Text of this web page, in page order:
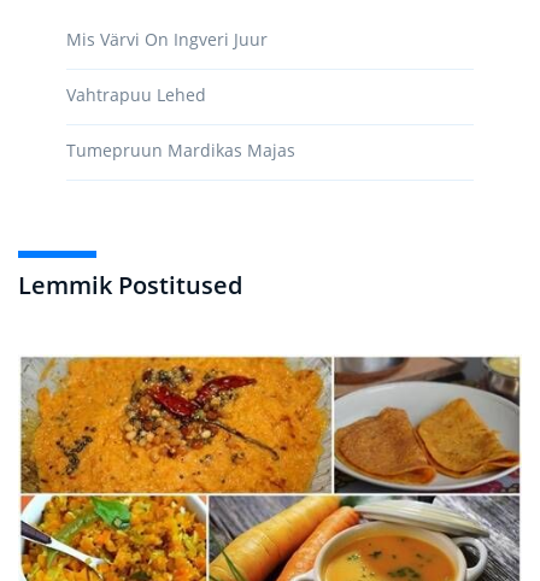
Mis Värvi On Ingveri Juur
Vahtrapuu Lehed
Tumepruun Mardikas Majas
Lemmik Postitused